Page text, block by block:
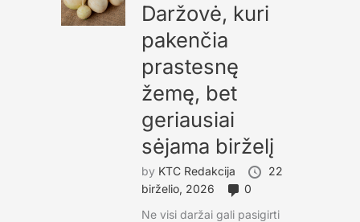
Daržovė, kuri
pakenčia
prastesnę
žemę, bet
geriausiai
sėjama birželį
by KTC Redakcija
22
birželio, 2026
0
Ne visi daržai gali pasigirti